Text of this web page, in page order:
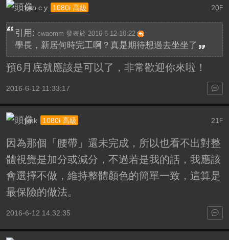
20F
kao.c.y 1080i 高級
引用: cwaomm 發表於 2016-6-12 10:22
學長，新居何時完工啊？真是期待想過去坐坐了
預6月底就應該是可以了，非常歡迎你來啦！
2016-6-12 11:33:17
21 F
jknk 1080i 高級
因為那個「腰帶」還未完成，所以也看不出對整
體視覺是加分或減分，不過若是我的話，我應該
會選擇不做，維持整體顏色的簡單一致，這算是
最保險的做法。
2016-6-12 14:32:35